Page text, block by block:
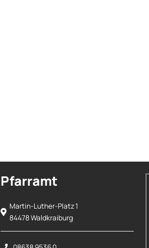
Pfarramt
Martin-Luther-Platz 1
84478 Waldkraiburg